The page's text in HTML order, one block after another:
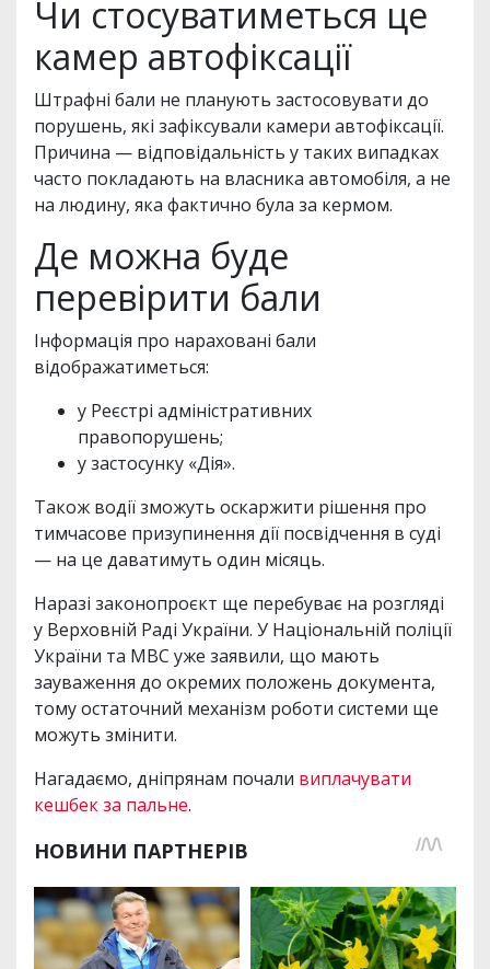
Чи стосуватиметься це
камер автофіксації
Штрафні бали не планують застосовувати до
порушень, які зафіксували камери автофіксації.
Причина — відповідальність у таких випадках
часто покладають на власника автомобіля, а не
на людину, яка фактично була за кермом.
Де можна буде
перевірити бали
Інформація про нараховані бали
відображатиметься:
у Реєстрі адміністративних
правопорушень;
у застосунку «Дія».
Також водії зможуть оскаржити рішення про
тимчасове призупинення дії посвідчення в суді
— на це даватимуть один місяць.
Наразі законопроєкт ще перебуває на розгляді
у Верховній Раді України. У Національній поліції
України та МВС уже заявили, що мають
зауваження до окремих положень документа,
тому остаточний механізм роботи системи ще
можуть змінити.
Нагадаємо, дніпрянам почали виплачувати
кешбек за пальне.